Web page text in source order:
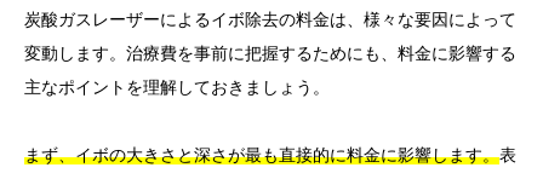
炭酸ガスレーザーによるイボ除去の料金は、様々な要因によって
変動します。治療費を事前に把握するためにも、料金に影響する
主なポイントを理解しておきましょう。
まず、イボの大きさと深さが最も直接的に料金に影響します。表